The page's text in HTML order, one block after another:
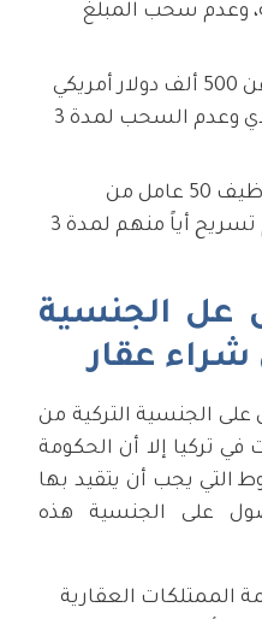
وعدم سحب المبلغ
إيداع مبالغ مالية لا تقل عن 500 ألف دولار أمريكي
في صندوق التعاون الفردي وعدم السحب لمدة 3
تأسيس شركة بشرط توظيف 50 عامل من
المواطنين الأتراك وعدم تسريح أياً منهم لمدة 3
الجنسية
شراء عقار
الجنسية التركية من
تركيا إلا أن الحكومة
التي يجب أن يتقيد بها
على الجنسية هذه
الممتلكات العقارية